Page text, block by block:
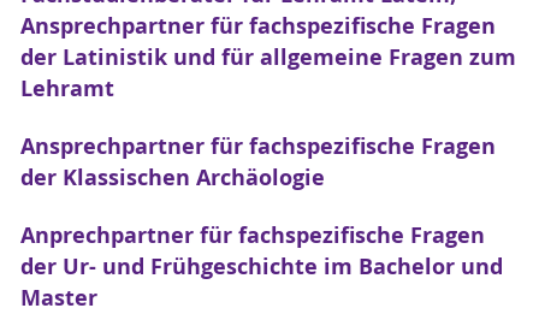
Ansprechpartner für fachspezifische Fragen
der Latinistik und für allgemeine Fragen zum
Lehramt
Ansprechpartner für fachspezifische Fragen
der Klassischen Archäologie
Anprechpartner für fachspezifische Fragen
der Ur- und Frühgeschichte im Bachelor und
Master